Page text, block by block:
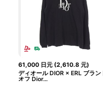
61,000 日元(2,610.8 元)
ディオール DIOR × ERL ブラン
オフ Dior...